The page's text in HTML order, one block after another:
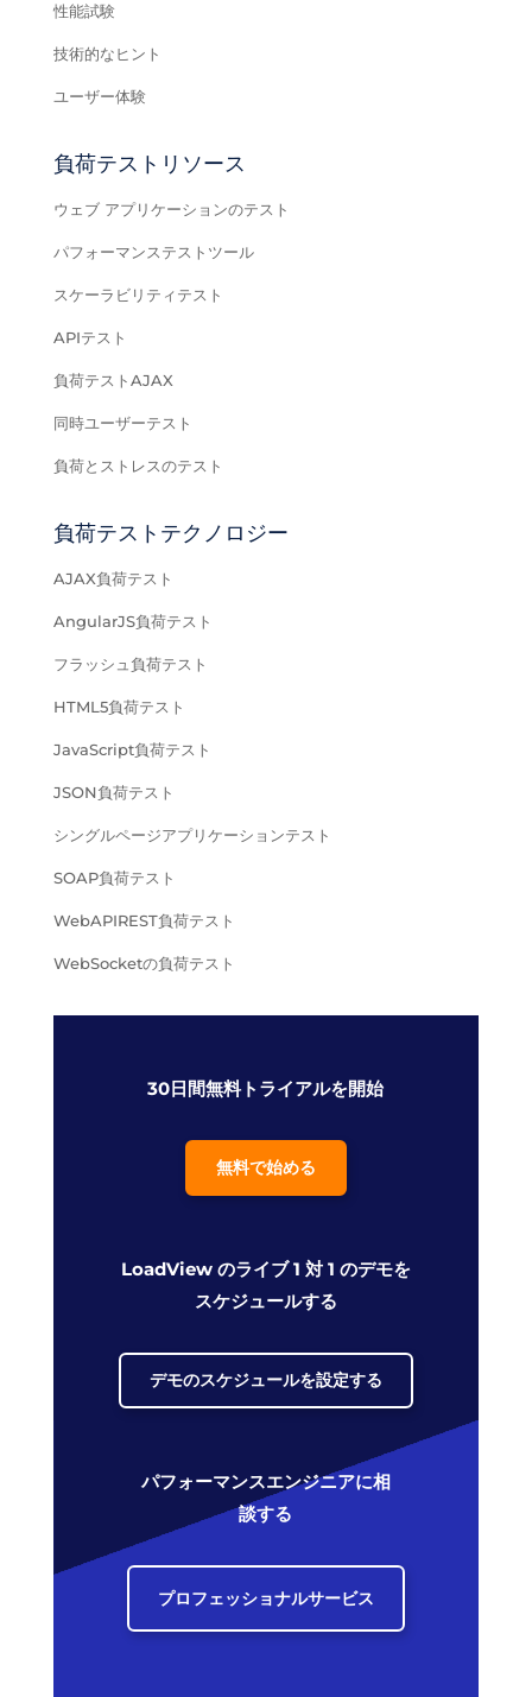
性能試験
技術的なヒント
ユーザー体験
負荷テストリソース
ウェブ アプリケーションのテスト
パフォーマンステストツール
スケーラビリティテスト
APIテスト
負荷テストAJAX
同時ユーザーテスト
負荷とストレスのテスト
負荷テストテクノロジー
AJAX負荷テスト
AngularJS負荷テスト
フラッシュ負荷テスト
HTML5負荷テスト
JavaScript負荷テスト
JSON負荷テスト
シングルページアプリケーションテスト
SOAP負荷テスト
WebAPIREST負荷テスト
WebSocketの負荷テスト
30日間無料トライアルを開始
無料で始める
LoadView のライブ 1 対 1 のデモを
スケジュールする
デモのスケジュールを設定する
パフォーマンスエンジニアに相
談する
プロフェッショナルサービス